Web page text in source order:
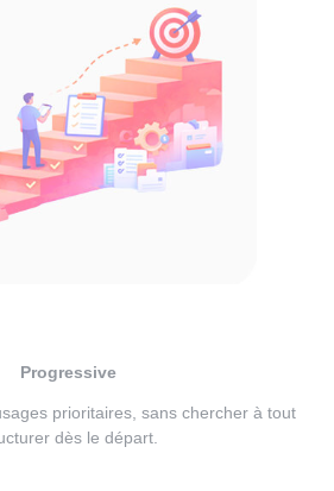
Progressive
prioritaires, sans chercher à tout
dès le départ.